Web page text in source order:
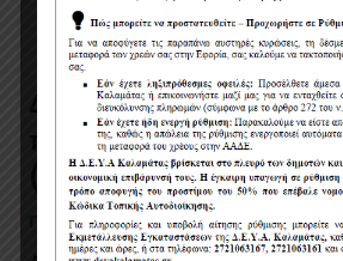
Δείτε τα αποτελέσματα
πόσιμου νερού στην
(καφενείο) έτος 2016
ΠΌΣΙΜΑ ΑΣΟΣ 6 έτη πριν